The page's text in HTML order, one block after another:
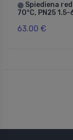
⬤ Spiediena
70°C, PN25
63.00 €